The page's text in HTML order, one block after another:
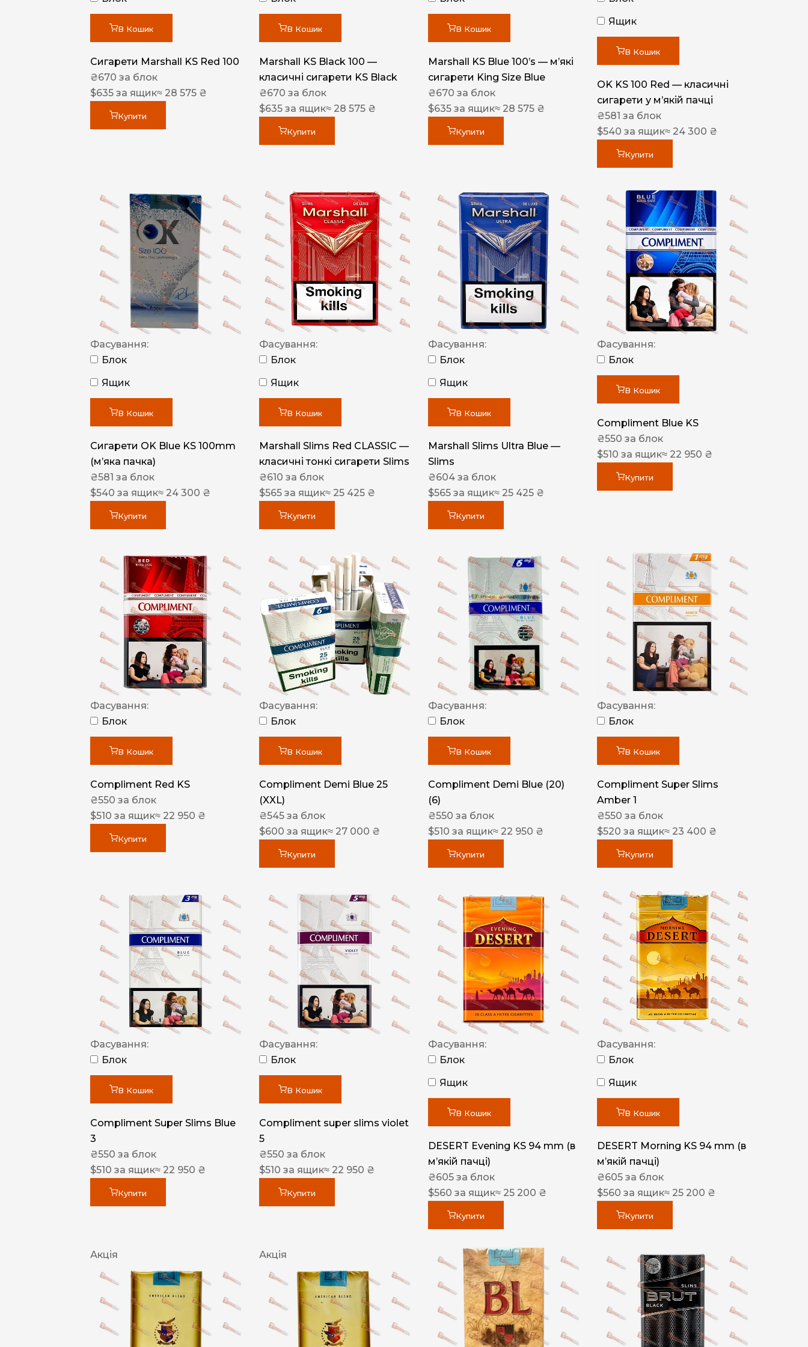
Nistru
PULL
Focus
De Santis
MONUS
NERO
NERO
Гуцульскі
Italian Blend 821
MAN
Arizona
В Кошик
Сигарети Marshall KS Red 100
₴670 за блок
$635 за ящик≈ 28 575 ₴
Купити
В Кошик
Marshall KS Black 100 —
класичні сигарети KS Black
₴670 за блок
$635 за ящик≈ 28 575 ₴
Купити
В Кошик
Marshall KS Blue 100’s — м’які
сигарети King Size Blue
₴670 за блок
$635 за ящик≈ 28 575 ₴
Купити
Ящик
В Кошик
OK KS 100 Red — класичні
сигарети у м’якій пачці
₴581 за блок
$540 за ящик≈ 24 300 ₴
Купити
Фасування:
Блок
Ящик
В Кошик
Сигарети OK Blue KS 100mm
(м’яка пачка)
₴581 за блок
$540 за ящик≈ 24 300 ₴
Купити
Фасування:
Блок
Ящик
В Кошик
Marshall Slims Red CLASSIC —
класичні тонкі сигарети Slims
₴610 за блок
$565 за ящик≈ 25 425 ₴
Купити
Фасування:
Блок
Ящик
В Кошик
Marshall Slims Ultra Blue —
Slims
₴604 за блок
$565 за ящик≈ 25 425 ₴
Купити
Фасування:
Блок
В Кошик
Compliment Blue KS
₴550 за блок
$510 за ящик≈ 22 950 ₴
Купити
Фасування:
Блок
В Кошик
Compliment Red KS
₴550 за блок
$510 за ящик≈ 22 950 ₴
Купити
Фасування:
Блок
В Кошик
Compliment Demi Blue 25
(XXL)
₴545 за блок
$600 за ящик≈ 27 000 ₴
Купити
Фасування:
Блок
В Кошик
Compliment Demi Blue (20)
(6)
₴550 за блок
$510 за ящик≈ 22 950 ₴
Купити
Фасування:
Блок
В Кошик
Compliment Super Slims
Amber 1
₴550 за блок
$520 за ящик≈ 23 400 ₴
Купити
Фасування:
Блок
В Кошик
Compliment Super Slims Blue
3
₴550 за блок
$510 за ящик≈ 22 950 ₴
Купити
Фасування:
Блок
В Кошик
Compliment super slims violet
5
₴550 за блок
$510 за ящик≈ 22 950 ₴
Купити
Фасування:
Блок
Ящик
В Кошик
DESERT Evening KS 94 mm (в
мʼякій пачці)
₴605 за блок
$560 за ящик≈ 25 200 ₴
Купити
Фасування:
Блок
Ящик
В Кошик
DESERT Morning KS 94 mm (в
мʼякій пачці)
₴605 за блок
$560 за ящик≈ 25 200 ₴
Купити
Акція Акція